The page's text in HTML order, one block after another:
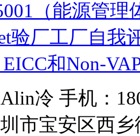
（能源管理
验厂工厂自我
EICC和Non-
冷 手机：
市宝安区西